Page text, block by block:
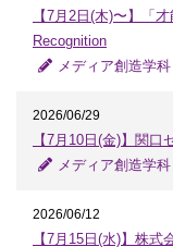
【7月2日(木)〜】「
Recognition
メディア創造学科
2026/06/29
【7月10日(金)】関
メディア創造学科
2026/06/12
【7月15日(水)】株